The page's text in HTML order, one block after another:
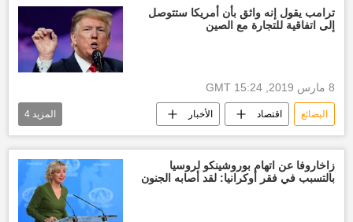
ترامب يقول إنه واثق بأن أمريكا ستتوصل
إلى اتفاقية للتجارة مع الصين
8 مارس 2019, 15:24 GMT
البضائع اقتصاد الأخبار
دونالد ترامب الصين حرب إقتصادية
سعر الدولار اليوم الولايات المتحدة الأمريكية
المزيد 4
زاخاروفا عن اتهام بوروشينكو لروسيا
بالتسبب في فقر أوكرانيا: لقد أصابه الجنون